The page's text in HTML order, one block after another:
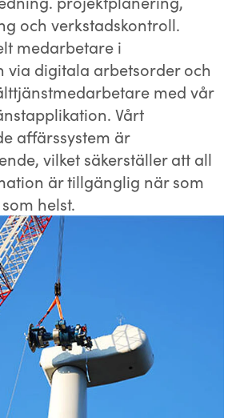
och verkstadskontroll.
medarbetare i
via digitala arbetsorder och
med vår
Vårt
affärssystem är
vilket säkerställer att all
är tillgänglig när som
helst.